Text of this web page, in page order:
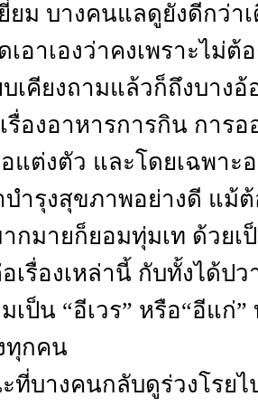
ยม บางคนแลดูยังดีกว่า
อาเองว่าคงเพราะไม่ต้
เคียงถามแล้วก็ถึงบางอ้
รื่องอาหารการกิน การ
แต่งตัว และโดยเฉพาะ
ำรุงสุขภาพอย่างดี แม้ต้
กมายก็ยอมทุ่มเท ด้วยเ
เรื่องเหล่านี้ กับทั้งได้ป
เป็น “อีเวร” หรือ“อีแก่”
ทุกคน
ที่บางคนกลับดูร่วงโรยไ